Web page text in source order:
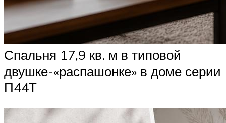
Спальня 17,9 кв. м в типовой
двушке-«распашонке» в доме серии
П44Т